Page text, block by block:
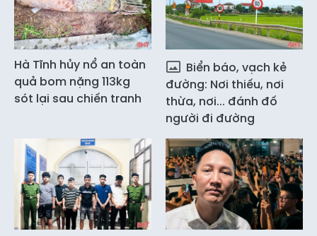
Hà Tĩnh hủy nổ an toàn
quả bom nặng 113kg
sót lại sau chiến tranh
Biển báo, vạch kẻ
đường: Nơi thiếu, nơi
thừa, nơi... đánh đố
người đi đường